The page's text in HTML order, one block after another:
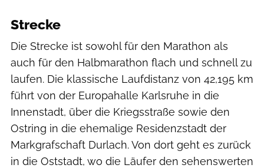
Strecke
Die Strecke ist sowohl für den Marathon als
auch für den Halbmarathon flach und schnell zu
laufen. Die klassische Laufdistanz von 42,195 km
führt von der Europahalle Karlsruhe in die
Innenstadt, über die Kriegsstraße sowie den
Ostring in die ehemalige Residenzstadt der
Markgrafschaft Durlach. Von dort geht es zurück
in die Oststadt, wo die Läufer den sehenswerten